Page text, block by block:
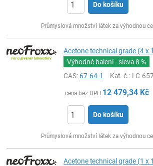
Do košíku
Průmyslová množství látek za výhodnou
Acetone technical grade (4 x
Výhodné balení - sleva8 %
CAS:67-64-1 Kat. č.: LC-
cena bez DPH 12 479,34 Kč
Do košíku
Průmyslová množství látek za výhodnou
Acetone technical grade (1 x